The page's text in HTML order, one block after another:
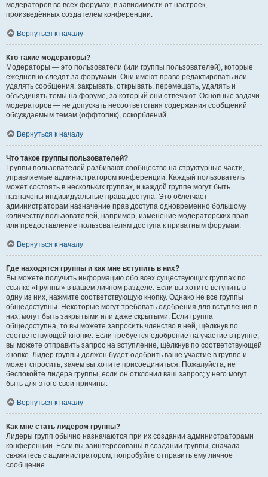
модераторов во всех форумах, в зависимости от настроек,
произведённых создателем конференции.
Вернуться к началу
Кто такие модераторы?
Модераторы — это пользователи (или группы пользователей), которые
ежедневно следят за форумами. Они имеют право редактировать или
удалять сообщения, закрывать, открывать, перемещать, удалять и
объединять темы на форуме, за который они отвечают. Основные задачи
модераторов — не допускать несоответствия содержания сообщений
обсуждаемым темам (оффтопик), оскорблений.
Вернуться к началу
Что такое группы пользователей?
Группы пользователей разбивают сообщество на структурные части,
управляемые администратором конференции. Каждый пользователь
может состоять в нескольких группах, и каждой группе могут быть
назначены индивидуальные права доступа. Это облегчает
администраторам назначение прав доступа одновременно большому
количеству пользователей, например, изменение модераторских прав
или предоставление пользователям доступа к приватным форумам.
Вернуться к началу
Где находятся группы и как мне вступить в них?
Вы можете получить информацию обо всех существующих группах по
ссылке «Группы» в вашем личном разделе. Если вы хотите вступить в
одну из них, нажмите соответствующую кнопку. Однако не все группы
общедоступны. Некоторые могут требовать одобрения для вступления в
них, могут быть закрытыми или даже скрытыми. Если группа
общедоступна, то вы можете запросить членство в ней, щёлкнув по
соответствующей кнопке. Если требуется одобрение на участие в группе,
вы можете отправить запрос на вступление, щёлкнув по соответствующей
кнопке. Лидер группы должен будет одобрить ваше участие в группе и
может спросить, зачем вы хотите присоединиться. Пожалуйста, не
беспокойте лидера группы, если он отклонил ваш запрос; у него могут
быть для этого свои причины.
Вернуться к началу
Как мне стать лидером группы?
Лидеры групп обычно назначаются при их создании администраторами
конференции. Если вы заинтересованы в создании группы, сначала
свяжитесь с администратором; попробуйте отправить ему личное
сообщение.